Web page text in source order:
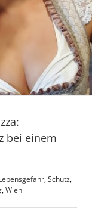
bei einem
,Schutz,
,Wien